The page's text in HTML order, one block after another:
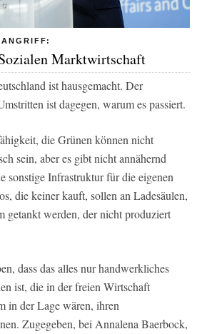
Marktwirtschaft
ist hausgemacht. Der
ist dagegen, warum es passiert.
die Grünen können nicht
sein, aber es gibt nicht annähernd
sonstige Infrastruktur für die eigenen
die keiner kauft, sollen an Ladesäulen,
getankt werden, der nicht produziert
dass das alles nur handwerkliches
ist, die in der freien Wirtschaft
in der Lage wären, ihren
Zugegeben, bei Annalena Baerbock,